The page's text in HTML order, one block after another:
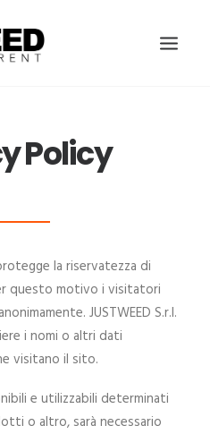
Policy
la riservatezza di
questo motivo i visitatori
JUSTWEED S.r.l.
i nomi o altri dati
visitano il sito.
e utilizzabili determinati
o altro, sarà necessario